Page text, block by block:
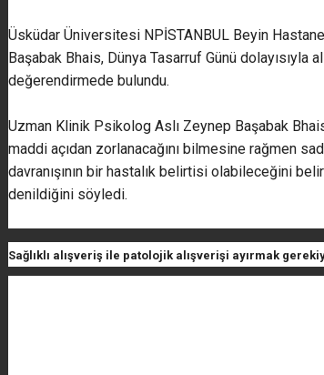
Üsküdar Üniversitesi NPİSTANBUL Beyin
Başabak Bhais, Dünya Tasarruf Günü dolayısıyla
değerendirmede bulundu.
Uzman Klinik Psikolog Aslı Zeynep Başabak
maddi açıdan zorlanacağını bilmesine rağmen
davranışının bir hastalık belirtisi olabileceğini
denildiğini söyledi.
Sağlıklı alışveriş ile patolojik alışverişi ayırmak